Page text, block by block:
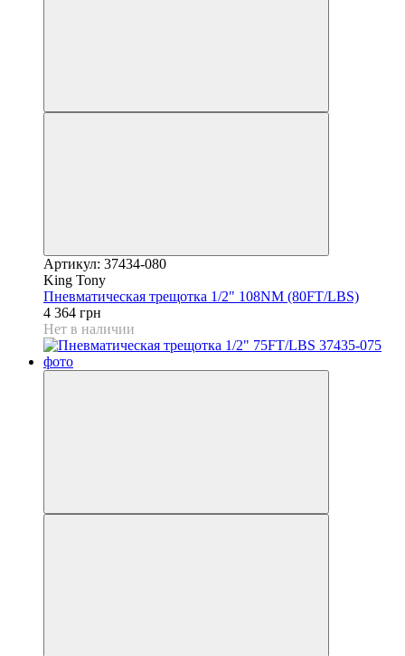
Артикул: 37434-080
King Tony
Пневматическая трещотка 1/2" 108NM (80FT/LBS)
4 364 грн
Нет в наличии